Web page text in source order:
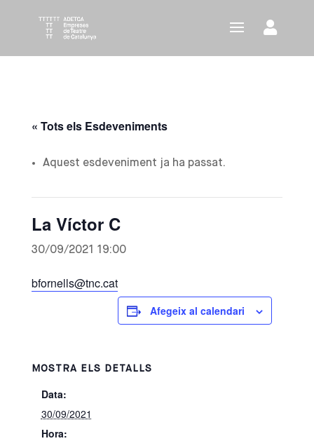
« Tots els Esdeveniments
Aquest esdeveniment ja ha passat.
La Víctor C
30/09/2021 19:00
bfornells@tnc.cat
Afegeix al calendari
MOSTRA ELS DETALLS
Data:
30/09/2021
Hora: